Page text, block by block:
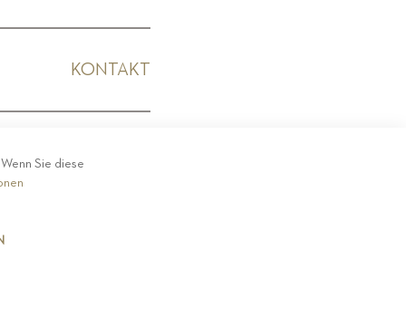
KONTAKT
Sie diese